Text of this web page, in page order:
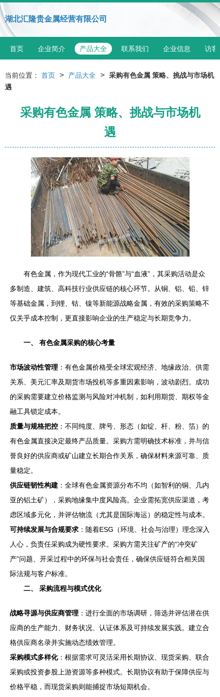
湖北汇隆贵金属经营有限公司
首页 企业简介 产品大全 联系我们 企业信息 访客
当前位置： 首页 > 产品大全 > 采购有色金属 策略、挑战与市场机
遇
采购有色金属 策略、挑战与市场机
遇
有色金属，作为现代工业的“骨骼”与“血液”，其采购活动是众
多制造、建筑、高科技行业供应链的核心环节。从铜、铝、铅、锌
等基础金属，到锂、钴、镍等新能源战略金属，有效的采购策略不
仅关乎成本控制，更直接影响企业的生产稳定与长期竞争力。
一、 有色金属采购的核心考量
市场波动性管理 ：有色金属价格受全球宏观经济、地缘政治、供需
关系、美元汇率及期货市场投机等多重因素影响，波动剧烈。成功
的采购需要建立价格监测与风险对冲机制，如利用期货、期权等金
融工具锁定成本。
质量与规格把控 ：不同纯度、牌号、形态（如锭、杆、粉、箔）的
有色金属直接决定最终产品质量。采购方需明确技术标准，并与信
誉良好的供应商或矿山建立长期合作关系，确保材料来源可靠、质
量稳定。
供应链韧性构建 ：全球有色金属资源分布不均（如智利的铜、几内
亚的铝土矿），采购地缘集中度风险高。企业需拓宽供应渠道，考
虑区域多元化，并评估物流（尤其是国际海运）的稳定性与成本。
可持续发展与合规要求 ：随着ESG（环境、社会与治理）理念深入
人心，负责任采购成为硬性要求。采购方需关注矿产的“冲突矿
产”问题、开采过程中的环保与社会责任，确保供应链符合相关国
际法规与客户标准。
二、 采购流程与模式优化
战略寻源与供应商管理 ：进行全面的市场调研，筛选并评估潜在供
应商的生产能力、财务状况、认证体系及可持续发展实践。建立合
格供应商名录并实施动态绩效管理。
采购模式多样化：根据需求可灵活采用长期协议、现货采购、联合
采购或投资参股上游资源等多种模式。长期协议有助于保障供应与
价格平稳，而现货采购则能捕捉市场短期机会。